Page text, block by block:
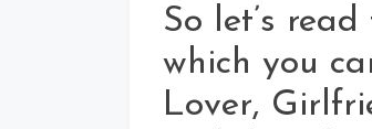
So let’s
which you
Lover,